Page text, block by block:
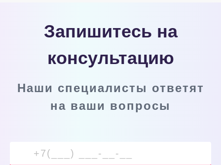
Запишитесь на
консультацию
Наши специалисты ответят
на ваши вопросы